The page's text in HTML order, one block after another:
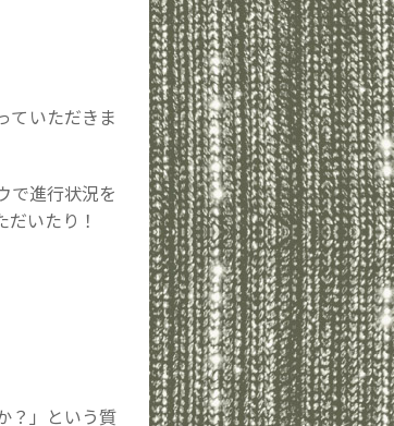
ていただきま
で進行状況を
いたり！
？」という質